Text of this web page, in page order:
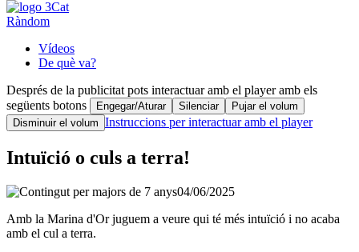
Ràndom
Vídeos
De què va?
Després de la publicitat pots interactuar amb el player amb els
següents botons
Engegar/Aturar Silenciar
Pujar el volum
Disminuir el volum Instruccions per interactuar amb el player
Intuïció o culs a terra!
04/06/2025
Amb la Marina d'Or juguem a veure qui té més intuïció i no acaba
amb el cul a terra.